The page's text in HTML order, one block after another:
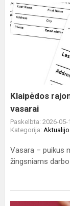
Klaipėdos
rajono
jaunuoliams
Klaipėdos
vasarai
Paskelbta: 2026-05-
Kategorija:
Vasara – puikus
žingsniams darbo